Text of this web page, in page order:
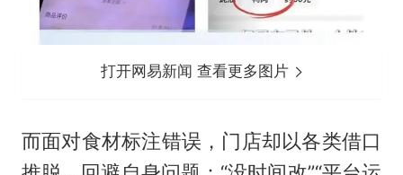
打开网易新闻 查看更多图片
而面对食材标注错误，门店却以各类借口